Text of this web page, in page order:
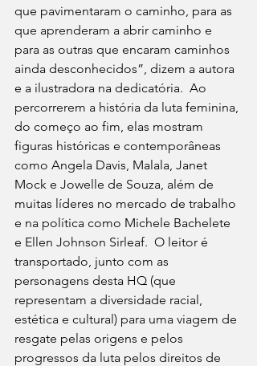
que pavimentaram o caminho, para as
que aprenderam a abrir caminho e
para as outras que encaram caminhos
ainda desconhecidos”, dizem a autora
e a ilustradora na dedicatória.  Ao
percorrerem a história da luta feminina,
do começo ao fim, elas mostram
figuras históricas e contemporâneas
como Angela Davis, Malala, Janet
Mock e Jowelle de Souza, além de
muitas líderes no mercado de trabalho
e na política como Michele Bachelete
e Ellen Johnson Sirleaf.  O leitor é
transportado, junto com as
personagens desta HQ (que
representam a diversidade racial,
estética e cultural) para uma viagem de
resgate pelas origens e pelos
progressos da luta pelos direitos de